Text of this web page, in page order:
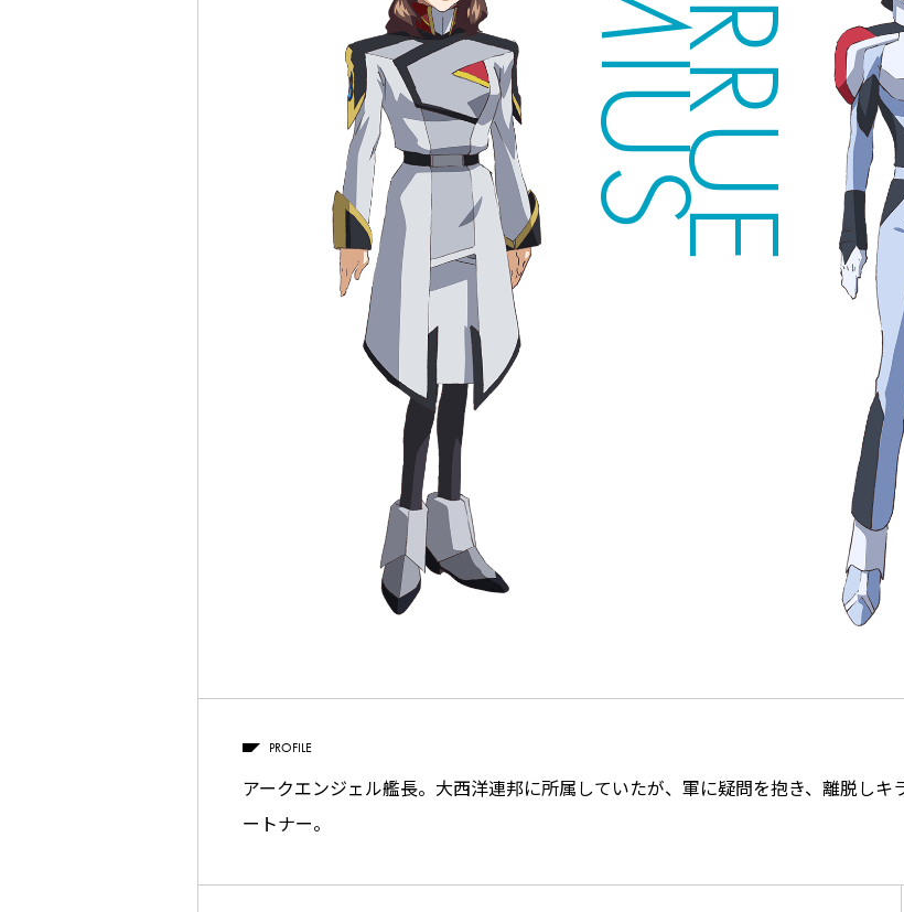
PROFILE
アークエンジェル艦長。大西洋連邦に所属していたが、軍に疑問を抱き、離脱しキ
ートナー。